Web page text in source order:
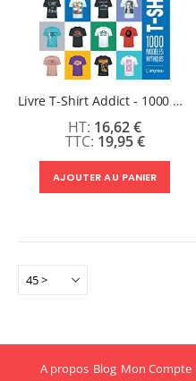
Livre T-Shirt Addict - 1000 modèles mythiques pour les passionnés du t-shirt
19,95 €
16,62 €
AJOUTER AU PANIER
A propos Blog Mon Compte